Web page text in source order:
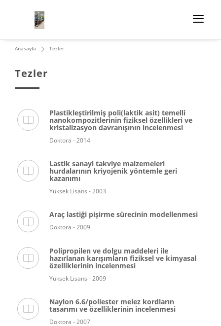
Tezler
Anasayfa Tezler
Plastikleştirilmiş poli(laktik asit) temelli
nanokompozitlerinin fiziksel özellikleri ve
kristalizasyon davranışının incelenmesi
Doktora - 2014
Lastik sanayi takviye malzemeleri
hurdalarının kriyojenik yöntemle geri
kazanımı
Yüksek Lisans - 2003
Araç lastiği pişirme sürecinin modellenmesi
Doktora - 2009
Polipropilen ve dolgu maddeleri ile
hazırlanan karışımların fiziksel ve kimyasal
özelliklerinin incelenmesi
Yüksek Lisans - 2009
Naylon 6.6/poliester melez kordların
tasarımı ve özelliklerinin incelenmesi
Doktora - 2007